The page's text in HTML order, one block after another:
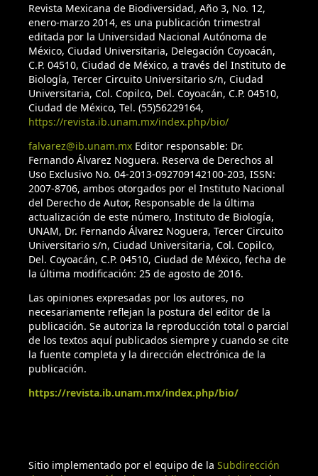
Revista Mexicana de Biodiversidad, Año 3, No. 12,
enero-marzo 2014, es una publicación trimestral
editada por la Universidad Nacional Autónoma de
México, Ciudad Universitaria, Delegación Coyoacán,
C.P. 04510, Ciudad de México, a través del Instituto de
Biología, Tercer Circuito Universitario s/n, Ciudad
Universitaria, Col. Copilco, Del. Coyoacán, C.P. 04510,
Ciudad de México, Tel. (55)56229164,
https://revista.ib.unam.mx/index.php/bio/
falvarez@ib.unam.mxEditor responsable: Dr.
Fernando Álvarez Noguera. Reserva de Derechos al
Uso Exclusivo No. 04-2013-092709142100-203, ISSN:
2007-8706, ambos otorgados por el Instituto Nacional
del Derecho de Autor, Responsable de la última
actualización de este número, Instituto de Biología,
UNAM, Dr. Fernando Álvarez Noguera, Tercer Circuito
Universitario s/n, Ciudad Universitaria, Col. Copilco,
Del. Coyoacán, C.P. 04510, Ciudad de México, fecha de
la última modificación: 25 de agosto de 2016.
Las opiniones expresadas por los autores, no
necesariamente reflejan la postura del editor de la
publicación. Se autoriza la reproducción total o parcial
de los textos aquí publicados siempre y cuando se cite
la fuente completa y la dirección electrónica de la
publicación.
https://revista.ib.unam.mx/index.php/bio/
Sitio implementado por el equipo de la Subdirección